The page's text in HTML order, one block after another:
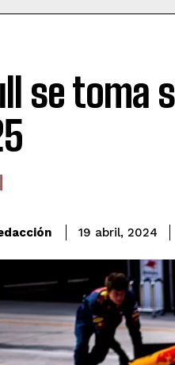
se toma
19 abril, 2024